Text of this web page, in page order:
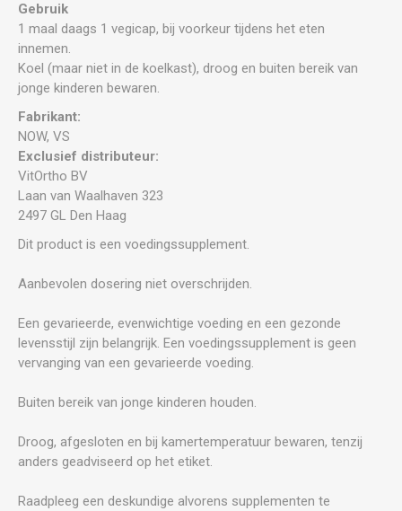
Gebruik
1 maal daags 1 vegicap, bij voorkeur tijdens het eten
innemen.
Koel (maar niet in de koelkast), droog en buiten bereik van
jonge kinderen bewaren.
Fabrikant:
NOW, VS
Exclusief distributeur:
VitOrtho BV
Laan van Waalhaven 323
2497 GL Den Haag
Dit product is een voedingssupplement.
Aanbevolen dosering niet overschrijden.
Een gevarieerde, evenwichtige voeding en een gezonde
levensstijl zijn belangrijk. Een voedingssupplement is geen
vervanging van een gevarieerde voeding.
Buiten bereik van jonge kinderen houden.
Droog, afgesloten en bij kamertemperatuur bewaren, tenzij
anders geadviseerd op het etiket.
Raadpleeg een deskundige alvorens supplementen te